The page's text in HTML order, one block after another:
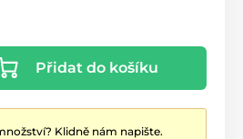
Přidat do košíku
Klidně nám napište.